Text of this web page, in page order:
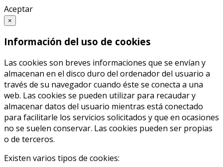
Aceptar
×
Información del uso de cookies
Las cookies son breves informaciones que se envían y
almacenan en el disco duro del ordenador del usuario a
través de su navegador cuando éste se conecta a una
web. Las cookies se pueden utilizar para recaudar y
almacenar datos del usuario mientras está conectado
para facilitarle los servicios solicitados y que en ocasiones
no se suelen conservar. Las cookies pueden ser propias
o de terceros.
Existen varios tipos de cookies: